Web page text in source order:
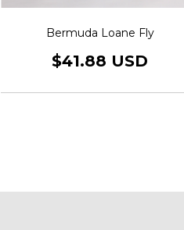
Bermuda Loane Fly
$41.88 USD